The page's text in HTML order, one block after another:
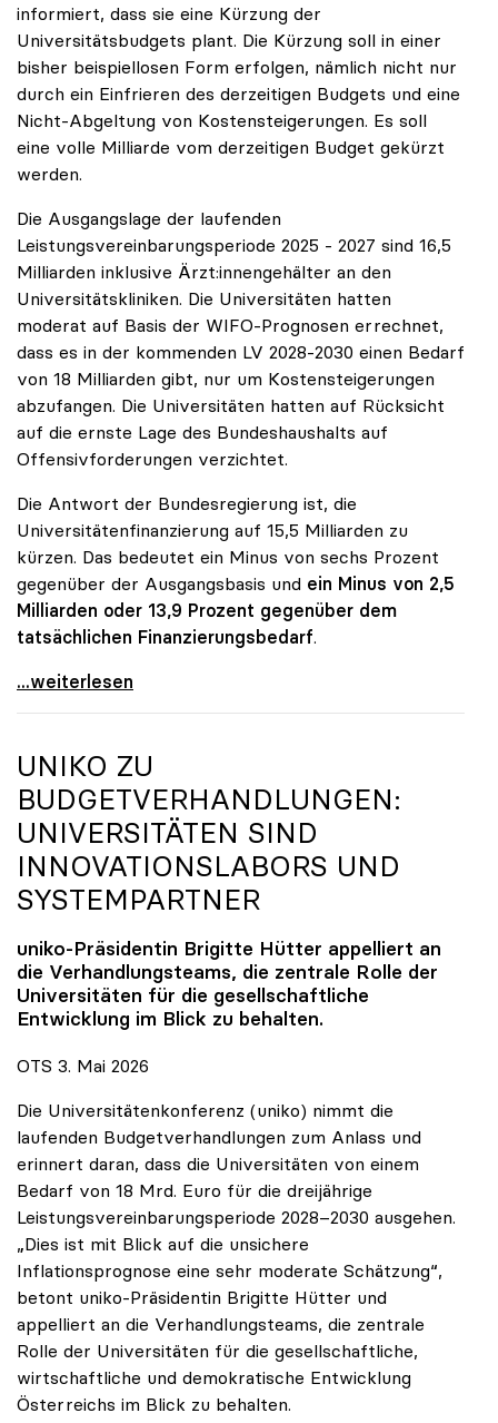
informiert, dass sie eine Kürzung der
Universitätsbudgets plant. Die Kürzung soll in einer
bisher beispiellosen Form erfolgen, nämlich nicht nur
durch ein Einfrieren des derzeitigen Budgets und eine
Nicht-Abgeltung von Kostensteigerungen. Es soll
eine volle Milliarde vom derzeitigen Budget gekürzt
werden.
Die Ausgangslage der laufenden
Leistungsvereinbarungsperiode 2025 - 2027 sind 16,5
Milliarden inklusive Ärzt:innengehälter an den
Universitätskliniken. Die Universitäten hatten
moderat auf Basis der WIFO-Prognosen errechnet,
dass es in der kommenden LV 2028-2030 einen Bedarf
von 18 Milliarden gibt, nur um Kostensteigerungen
abzufangen. Die Universitäten hatten auf Rücksicht
auf die ernste Lage des Bundeshaushalts auf
Offensivforderungen verzichtet.
Die Antwort der Bundesregierung ist, die
Universitätenfinanzierung auf 15,5 Milliarden zu
kürzen. Das bedeutet ein Minus von sechs Prozent
gegenüber der Ausgangsbasis und ein Minus von 2,5
Milliarden oder 13,9 Prozent gegenüber dem
tatsächlichen Finanzierungsbedarf.
\"Österreich ist für die heimischen Universitäten
...weiterlesen
UNIKO ZU
BUDGETVERHANDLUNGEN:
UNIVERSITÄTEN SIND
INNOVATIONSLABORS UND
SYSTEMPARTNER
uniko-Präsidentin Brigitte Hütter appelliert an
die Verhandlungsteams, die zentrale Rolle der
Universitäten für die gesellschaftliche
Entwicklung im Blick zu behalten.
OTS 3. Mai 2026
Die Universitätenkonferenz (uniko) nimmt die
laufenden Budgetverhandlungen zum Anlass und
erinnert daran, dass die Universitäten von einem
Bedarf von 18 Mrd. Euro für die dreijährige
Leistungsvereinbarungsperiode 2028–2030 ausgehen.
„Dies ist mit Blick auf die unsichere
Inflationsprognose eine sehr moderate Schätzung“,
betont uniko-Präsidentin Brigitte Hütter und
appelliert an die Verhandlungsteams, die zentrale
Rolle der Universitäten für die gesellschaftliche,
wirtschaftliche und demokratische Entwicklung
Österreichs im Blick zu behalten.